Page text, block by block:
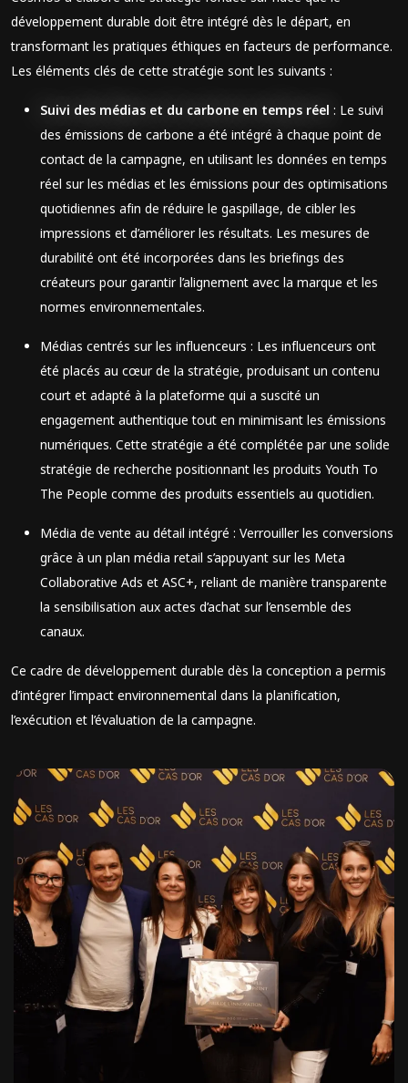
développement durable doit être intégré dès le départ, en
transformant les pratiques éthiques en facteurs de performance.
Les éléments clés de cette stratégie sont les suivants :
Suivi des médias et du carbone en temps réel : Le suivi
des émissions de carbone a été intégré à chaque point de
contact de la campagne, en utilisant les données en temps
réel sur les médias et les émissions pour des optimisations
quotidiennes afin de réduire le gaspillage, de cibler les
impressions et d’améliorer les résultats. Les mesures de
durabilité ont été incorporées dans les briefings des
créateurs pour garantir l’alignement avec la marque et les
normes environnementales.
Médias centrés sur les influenceurs : Les influenceurs ont
été placés au cœur de la stratégie, produisant un contenu
court et adapté à la plateforme qui a suscité un
engagement authentique tout en minimisant les émissions
numériques. Cette stratégie a été complétée par une solide
stratégie de recherche positionnant les produits Youth To
The People comme des produits essentiels au quotidien.
Média de vente au détail intégré : Verrouiller les conversions
grâce à un plan média retail s’appuyant sur les Meta
Collaborative Ads et ASC+, reliant de manière transparente
la sensibilisation aux actes d’achat sur l’ensemble des
canaux.
Ce cadre de développement durable dès la conception a permis
d’intégrer l’impact environnemental dans la planification,
l’exécution et l’évaluation de la campagne.